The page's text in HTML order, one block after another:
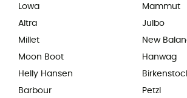
Lowa
Altra
Millet
Moon Boot
Helly Hansen
Barbour
Mammut
Julbo
New
Hanwag
Petzl